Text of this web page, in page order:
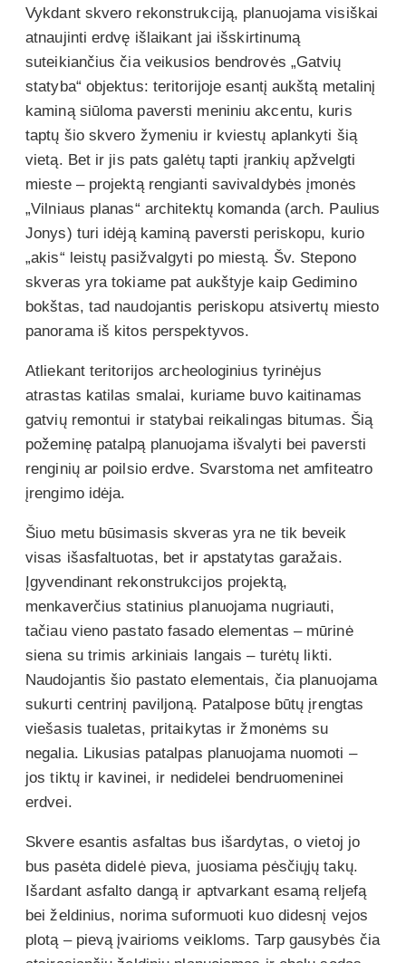
Vykdant skvero rekonstrukciją, planuojama visiškai
atnaujinti erdvę išlaikant jai išskirtinumą
suteikiančius čia veikusios bendrovės „Gatvių
statyba“ objektus: teritorijoje esantį aukštą metalinį
kaminą siūloma paversti meniniu akcentu, kuris
taptų šio skvero žymeniu ir kviestų aplankyti šią
vietą. Bet ir jis pats galėtų tapti įrankių apžvelgti
mieste – projektą rengianti savivaldybės įmonės
„Vilniaus planas“ architektų komanda (arch. Paulius
Jonys) turi idėją kaminą paversti periskopu, kurio
„akis“ leistų pasižvalgyti po miestą. Šv. Stepono
skveras yra tokiame pat aukštyje kaip Gedimino
bokštas, tad naudojantis periskopu atsivertų miesto
panorama iš kitos perspektyvos.
Atliekant teritorijos archeologinius tyrinėjus
atrastas katilas smalai, kuriame buvo kaitinamas
gatvių remontui ir statybai reikalingas bitumas. Šią
požeminę patalpą planuojama išvalyti bei paversti
renginių ar poilsio erdve. Svarstoma net amfiteatro
įrengimo idėja.
Šiuo metu būsimasis skveras yra ne tik beveik
visas išasfaltuotas, bet ir apstatytas garažais.
Įgyvendinant rekonstrukcijos projektą,
menkaverčius statinius planuojama nugriauti,
tačiau vieno pastato fasado elementas – mūrinė
siena su trimis arkiniais langais – turėtų likti.
Naudojantis šio pastato elementais, čia planuojama
sukurti centrinį paviljoną. Patalpose būtų įrengtas
viešasis tualetas, pritaikytas ir žmonėms su
negalia. Likusias patalpas planuojama nuomoti –
jos tiktų ir kavinei, ir nedidelei bendruomeninei
erdvei.
Skvere esantis asfaltas bus išardytas, o vietoj jo
bus pasėta didelė pieva, juosiama pėsčiųjų takų.
Išardant asfalto dangą ir aptvarkant esamą reljefą
bei želdinius, norima suformuoti kuo didesnį vejos
plotą – pievą įvairioms veikloms. Tarp gausybės čia